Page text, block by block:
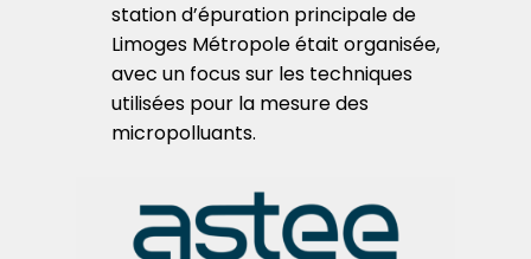
station d’épuration principale de
Limoges Métropole était organisée,
avec un focus sur les techniques
utilisées pour la mesure des
micropolluants.